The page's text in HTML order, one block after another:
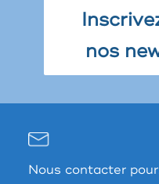
nos
Nous contacter